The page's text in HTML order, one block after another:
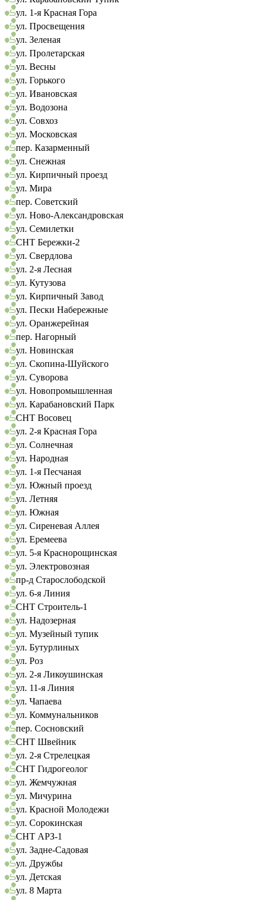
ул. 1-я Красная Гора
ул. Просвещения
ул. Зеленая
ул. Пролетарская
ул. Весны
ул. Горького
ул. Ивановская
ул. Водозона
ул. Совхоз
ул. Московская
пер. Казарменный
ул. Снежная
ул. Кирпичный проезд
ул. Мира
пер. Советский
ул. Ново-Александровская
ул. Семилетки
СНТ Бережки-2
ул. Свердлова
ул. 2-я Лесная
ул. Кутузова
ул. Кирпичный Завод
ул. Пески Набережные
ул. Оранжерейная
пер. Нагорный
ул. Новинская
ул. Скопина-Шуйского
ул. Суворова
ул. Новопромышленная
ул. Карабановский Парк
СНТ Восовец
ул. 2-я Красная Гора
ул. Солнечная
ул. Народная
ул. 1-я Песчаная
ул. Южный проезд
ул. Летняя
ул. Южная
ул. Сиреневая Аллея
ул. Еремеева
ул. 5-я Краснорощинская
ул. Электровозная
пр-д Старослободской
ул. 6-я Линия
СНТ Строитель-1
ул. Надозерная
ул. Музейный тупик
ул. Бутурлиных
ул. Роз
ул. 2-я Ликоушинская
ул. 11-я Линия
ул. Чапаева
ул. Коммунальников
пер. Сосновский
СНТ Швейник
ул. 2-я Стрелецкая
СНТ Гидрогеолог
ул. Жемчужная
ул. Мичурина
ул. Красной Молодежи
ул. Сорокинская
СНТ АРЗ-1
ул. Задне-Садовая
ул. Дружбы
ул. Детская
ул. 8 Марта